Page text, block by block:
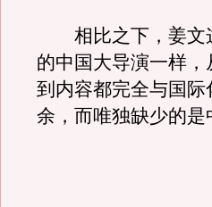
相比之下，姜文这
的中国大导演一样
到内容都完全与国际
余，而唯独缺少的是